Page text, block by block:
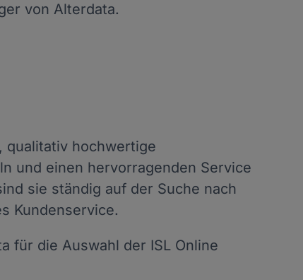
von Alterdata.
qualitativ hochwertige
und einen hervorragenden Service
sie ständig auf der Suche nach
Kundenservice.
für die Auswahl der ISL Online